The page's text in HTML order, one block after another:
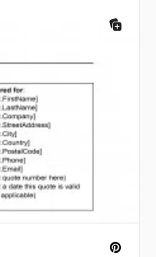
é um
para solicitar
ou